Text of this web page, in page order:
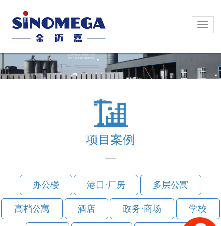
Toggle
Toggle
项目案例
办公楼 港口·厂房 多层公寓
高档公寓 酒店 政务·商场 学校